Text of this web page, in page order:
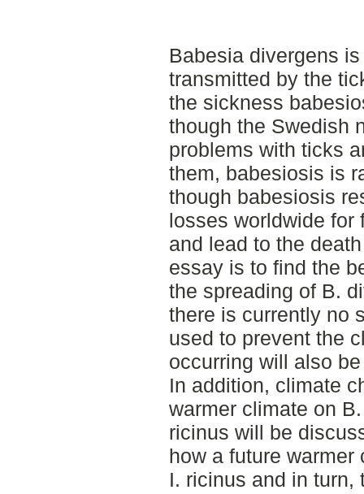
Babesia divergens
transmitted by the
the sickness
though the Swedish
problems with ticks
them, babesiosis is
though babesiosis
losses worldwide for
and lead to the
essay is to find the
the spreading of B.
there is currently no
used to prevent the
occurring will also
In addition, climate
warmer climate on
ricinus will be
how a future
I. ricinus and in turn,